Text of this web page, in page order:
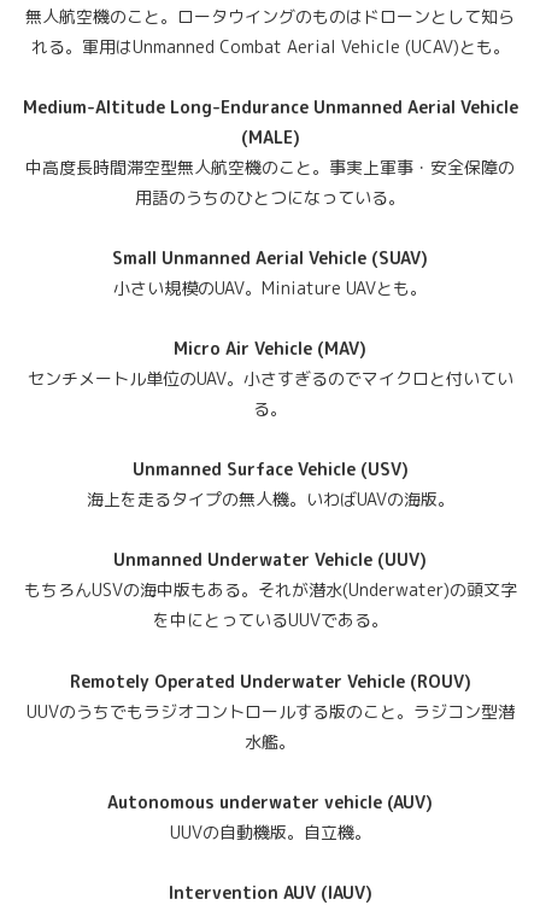
無人航空機のこと。ロータウイングのものはドローンとして知ら
れる。軍用はUnmanned Combat Aerial Vehicle (UCAV)とも。
Medium-Altitude Long-Endurance Unmanned Aerial Vehicle
(MALE)
中高度長時間滞空型無人航空機のこと。事実上軍事・安全保障の
用語のうちのひとつになっている。
Small Unmanned Aerial Vehicle (SUAV)
小さい規模のUAV。Miniature UAVとも。
Micro Air Vehicle (MAV)
センチメートル単位のUAV。小さすぎるのでマイクロと付いてい
る。
Unmanned Surface Vehicle (USV)
海上を走るタイプの無人機。いわばUAVの海版。
Unmanned Underwater Vehicle (UUV)
もちろんUSVの海中版もある。それが潜水(Underwater)の頭文字
を中にとっているUUVである。
Remotely Operated Underwater Vehicle (ROUV)
UUVのうちでもラジオコントロールする版のこと。ラジコン型潜
水艦。
Autonomous underwater vehicle (AUV)
UUVの自動機版。自立機。
Intervention AUV (IAUV)